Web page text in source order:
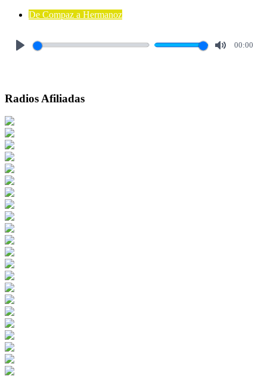
De Compaz a Hermanoz
00:00
Radios Afiliadas